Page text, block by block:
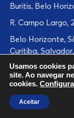
Buritis, Belo
R. Campo Largo,
Belo Horizonte,
Curitiba,
Campinas,
Contagem,
Florianópolis,
Ariquemes, Aruja,
Usamos cookies
site. Ao navegar
cookies.
Aceitar